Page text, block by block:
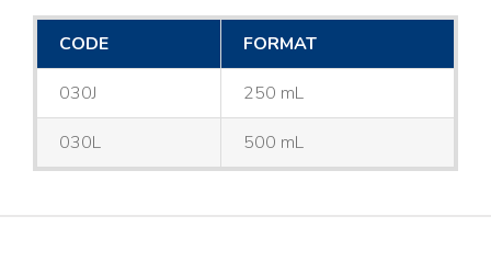
CODE FORMAT
030J 250 mL
030L 500 mL